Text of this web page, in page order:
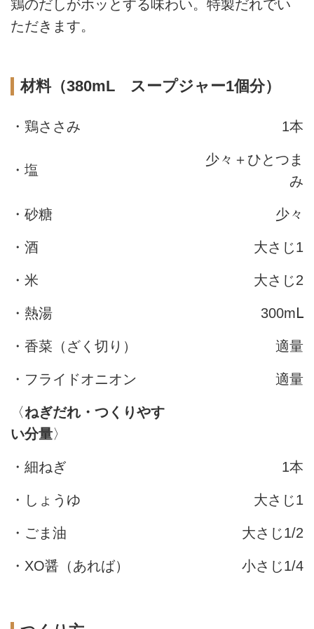
鶏のだしがホッとする味わい。特製だれでい
ただきます。
材料（380mL スープジャー1個分）
・鶏ささみ 1本
・塩
少々＋ひとつま
み
・砂糖 少々
・酒 大さじ1
・米 大さじ2
・熱湯 300mⅬ
・香菜（ざく切り） 適量
・フライドオニオン 適量
〈ねぎだれ・つくりやす
い分量〉
・細ねぎ 1本
・しょうゆ 大さじ1
・ごま油 大さじ1/2
・XO醤（あれば） 小さじ1/4